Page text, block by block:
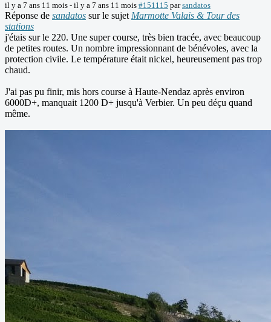
il y a 7 ans 11 mois - il y a 7 ans 11 mois #151115 parsandatos
Réponse de sandatos sur le sujet Marmotte Valais & Tour des
stations
j'étais sur le 220. Une super course, très bien tracée, avec beaucoup
de petites routes. Un nombre impressionnant de bénévoles, avec la
protection civile. Le température était nickel, heureusement pas trop
chaud.
J'ai pas pu finir, mis hors course à Haute-Nendaz après environ
6000D+, manquait 1200 D+ jusqu'à Verbier. Un peu déçu quand
même.